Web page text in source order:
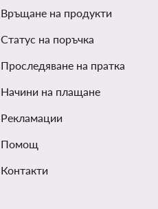
Връщане на продукти
Статус на поръчка
Проследяване на пратка
Начини на плащане
Рекламации
Помощ
Контакти